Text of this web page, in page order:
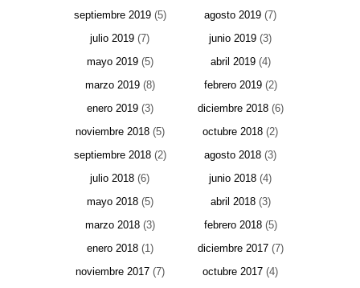
septiembre 2019(5) agosto 2019 (7)
julio 2019 (7) junio 2019 (3)
mayo 2019(5) abril 2019(4)
marzo 2019(8) febrero 2019(2)
enero 2019(3) diciembre 2018(6)
noviembre 2018(5) octubre 2018 (2)
septiembre 2018(2) agosto 2018 (3)
julio 2018 (6) junio 2018 (4)
mayo 2018(5) abril 2018(3)
marzo 2018(3) febrero 2018(5)
enero 2018(1) diciembre 2017(7)
noviembre 2017(7) octubre 2017 (4)